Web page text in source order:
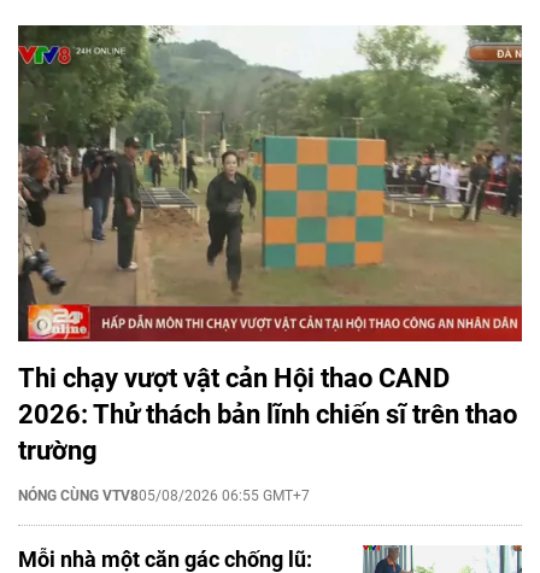
Thi chạy vượt vật cản Hội thao CAND
2026: Thử thách bản lĩnh chiến sĩ trên thao
trường
NÓNG CÙNG VTV805/08/2026 06:55 GMT+7
Mỗi nhà một căn gác chống lũ: